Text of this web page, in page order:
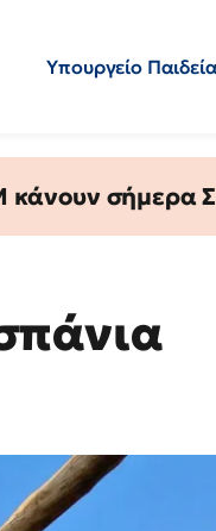
Υπουργείο
σήμερα